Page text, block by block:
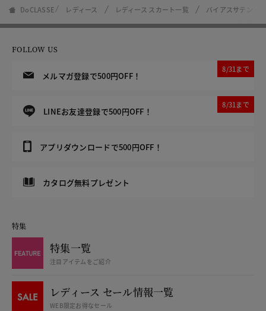
DoCLASSE レディース レディース スカート一覧 バイアスサテン・
FOLLOW US
メルマガ登録で500円OFF！
8/31まで
LINEお友達登録で500円OFF！
8/31まで
アプリダウンロードで500円OFF！
カタログ無料プレゼント
特集
特集一覧
注目アイテムをご紹介
レディース セール情報一覧
WEB限定お得なセール